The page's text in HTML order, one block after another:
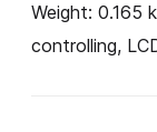
Weight: 0.165
controlling,